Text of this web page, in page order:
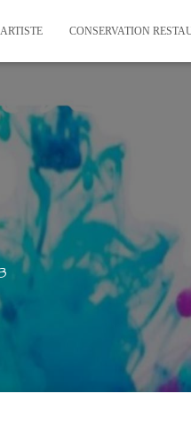
CONSERVATION